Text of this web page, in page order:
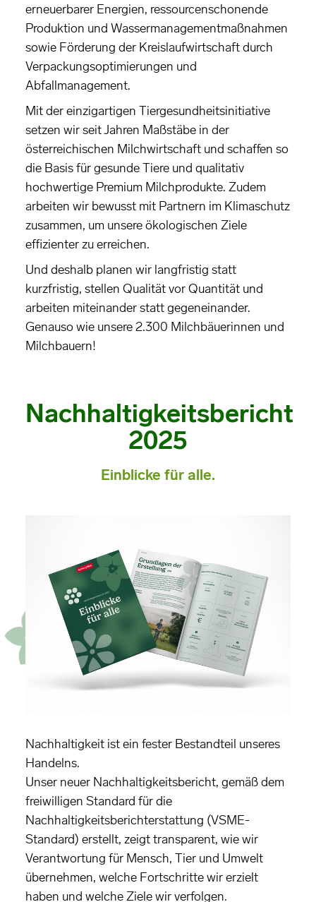
erneuerbarer Energien, ressourcenschonende
Produktion und Wassermanagementmaßnahmen
sowie Förderung der Kreislaufwirtschaft durch
Verpackungsoptimierungen und
Abfallmanagement.
Mit der einzigartigen Tiergesundheitsinitiative
setzen wir seit Jahren Maßstäbe in der
österreichischen Milchwirtschaft und schaffen so
die Basis für gesunde Tiere und qualitativ
hochwertige Premium Milchprodukte. Zudem
arbeiten wir bewusst mit Partnern im Klimaschutz
zusammen, um unsere ökologischen Ziele
effizienter zu erreichen.
Und deshalb planen wir langfristig statt
kurzfristig, stellen Qualität vor Quantität und
arbeiten miteinander statt gegeneinander.
Genauso wie unsere 2.300 Milchbäuerinnen und
Milchbauern!
Nachhaltigkeitsbericht
2025
Einblicke für alle.
Nachhaltigkeit ist ein fester Bestandteil unseres
Handelns.
Unser neuer Nachhaltigkeitsbericht, gemäß dem
freiwilligen Standard für die
Nachhaltigkeitsberichterstattung (VSME-
Standard) erstellt, zeigt transparent, wie wir
Verantwortung für Mensch, Tier und Umwelt
übernehmen, welche Fortschritte wir erzielt
haben und welche Ziele wir verfolgen.